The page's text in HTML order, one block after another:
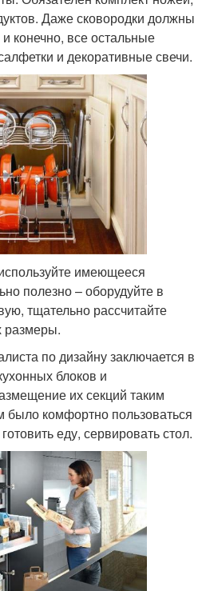
Даже сковородки должны
конечно, все остальные
и декоративные свечи.
имеющееся
полезно – оборудуйте в
тщательно рассчитайте
размеры.
по дизайну заключается в
блоков и
их секций таким
комфортно пользоваться
еду, сервировать стол.